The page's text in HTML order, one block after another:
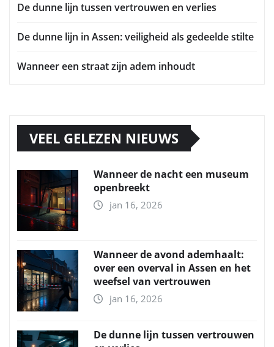
De dunne lijn tussen vertrouwen en verlies
De dunne lijn in Assen: veiligheid als gedeelde stilte
Wanneer een straat zijn adem inhoudt
VEEL GELEZEN NIEUWS
Wanneer de nacht een museum
openbreekt
jan 16, 2026
Wanneer de avond ademhaalt:
over een overval in Assen en het
weefsel van vertrouwen
jan 16, 2026
De dunne lijn tussen vertrouwen